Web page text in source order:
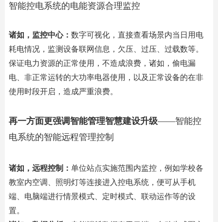
智能控电系统的电能资源合理监控
诸如，监控中心： 数字可视化，直接查看场景内当日用电
耗电情况，监测设备联网信息，欠压、过压、过载数等。
保证电力资源的正常使用，不造成浪费，诸如，偷电漏
电、非正常运转的大功率电器使用，以及正常设备的在非
使用时段开启，造成严重浪费。
再一方面更强调智能管理智慧建设升级——智能控
电系统的智能远程管理控制
诸如，远程控制： 单位站点实施范围内监控，例如学校各
教室内空调、照明灯等连接进入控电系统，便可从手机
端、电脑端进行情景模式、定时模式、联动运作等的设
置。